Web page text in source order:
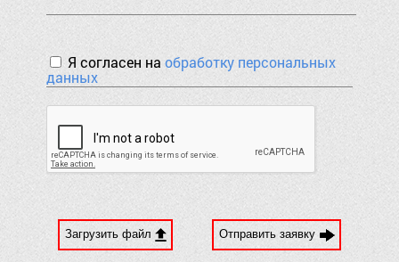
Я согласен наобработку персональных
данных
Загрузить файл Отправить заявку